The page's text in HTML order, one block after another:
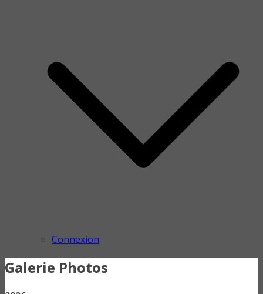
Connexion
Galerie Photos